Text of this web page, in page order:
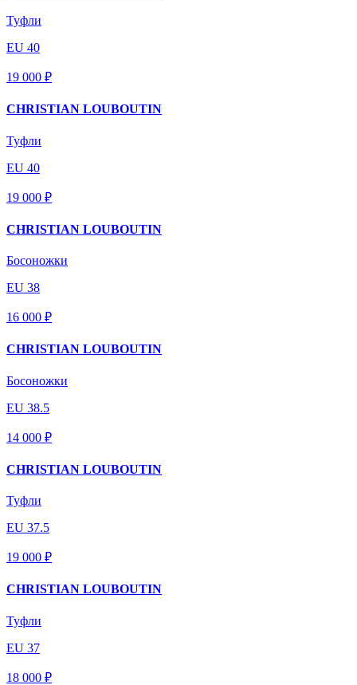
Туфли
EU 40
19 000 ₽
CHRISTIAN LOUBOUTIN
Туфли
EU 40
19 000 ₽
CHRISTIAN LOUBOUTIN
Босоножки
EU 38
16 000 ₽
CHRISTIAN LOUBOUTIN
Босоножки
EU 38.5
14 000 ₽
CHRISTIAN LOUBOUTIN
Туфли
EU 37.5
19 000 ₽
CHRISTIAN LOUBOUTIN
Туфли
EU 37
18 000 ₽